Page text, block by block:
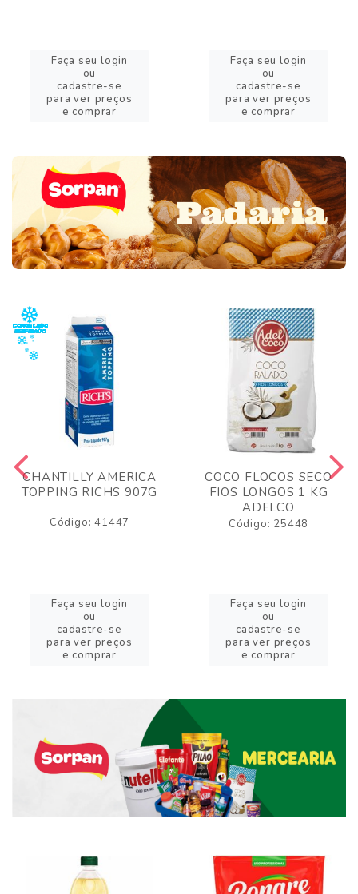
Faça seu login
ou
cadastre-se
para ver preços
e comprar
Faça seu login
ou
cadastre-se
para ver preços
e comprar
CHANTILLY AMERICA
TOPPING RICHS 907G
Código: 41447
Faça seu login
ou
cadastre-se
para ver preços
e comprar
COCO FLOCOS SECO
FIOS LONGOS 1 KG
ADELCO
Código: 25448
Faça seu login
ou
cadastre-se
para ver preços
e comprar